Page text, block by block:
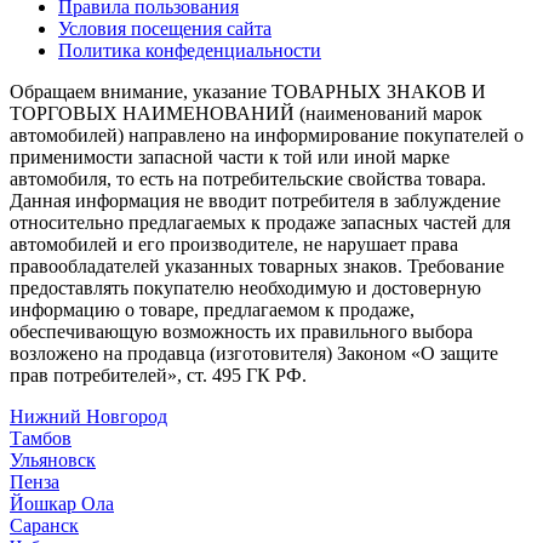
Правила пользования
Условия посещения сайта
Политика конфеденциальности
Обращаем внимание, указание ТОВАРНЫХ ЗНАКОВ И
ТОРГОВЫХ НАИМЕНОВАНИЙ (наименований марок
автомобилей) направлено на информирование покупателей о
применимости запасной части к той или иной марке
автомобиля, то есть на потребительские свойства товара.
Данная информация не вводит потребителя в заблуждение
относительно предлагаемых к продаже запасных частей для
автомобилей и его производителе, не нарушает права
правообладателей указанных товарных знаков. Требование
предоставлять покупателю необходимую и достоверную
информацию о товаре, предлагаемом к продаже,
обеспечивающую возможность их правильного выбора
возложено на продавца (изготовителя) Законом «О защите
прав потребителей», ст. 495 ГК РФ.
Нижний Новгород
Тамбов
Ульяновск
Пенза
Йошкар Ола
Саранск